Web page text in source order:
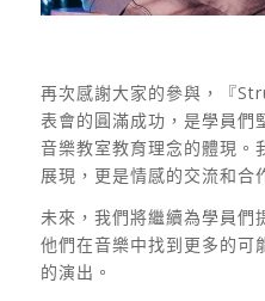
再次感謝大家的參與，『
表會的圓滿成功，是學員們
音樂教室教育理念的體現。
展現，更是情感的交流和合
未來，我們將繼續為學員們
他們在音樂中找到更多的可
的演出。